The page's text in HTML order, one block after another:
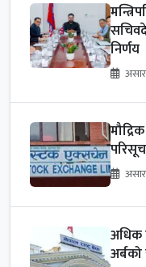
निर्णय
अधिक
अर्बको